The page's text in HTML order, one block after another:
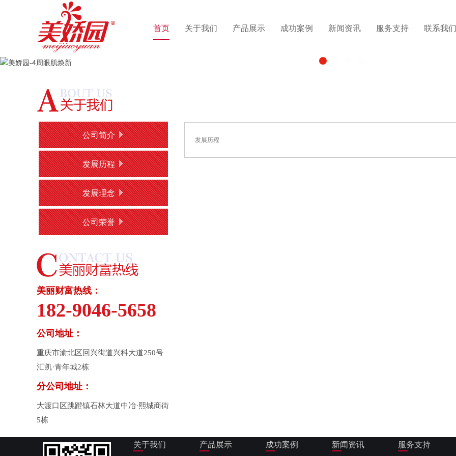
首页 关于我们 产品展示 成功案例 新闻资讯 服务支持 联系我们
公司简介
发展历程
发展理念
公司荣誉
美丽财富热线：
182-9046-5658
公司地址：
重庆市渝北区回兴街道兴科大道250号
汇凯·青年城2栋
分公司地址：
大渡口区跳蹬镇石林大道中冶·熙城商街
5栋
发展历程
关于我们 产品展示 成功案例 新闻资讯 服务支持